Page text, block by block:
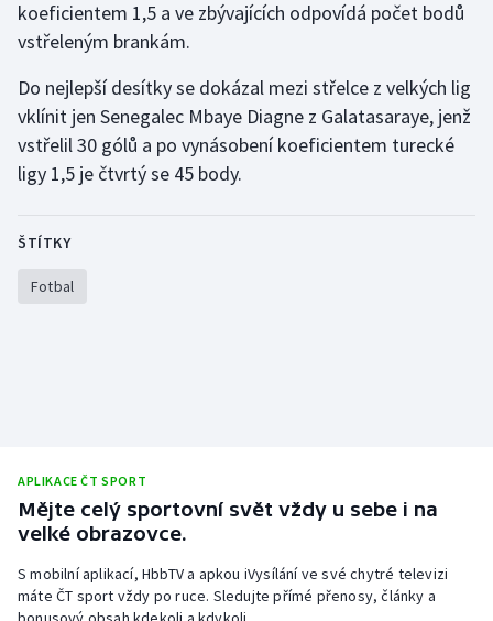
Olympijské hry
Parasport
Plavání
Sportovní střelba
Stolní tenis
Triatlon
koeficientem 1,5 a ve zbývajících odpovídá počet bodů
vstřeleným brankám.
Do nejlepší desítky se dokázal mezi střelce z velkých lig
vklínit jen Senegalec Mbaye Diagne z Galatasaraye, jenž
vstřelil 30 gólů a po vynásobení koeficientem turecké
ligy 1,5 je čtvrtý se 45 body.
ŠTÍTKY
Fotbal
APLIKACE ČT SPORT
Mějte celý sportovní svět vždy u sebe i na
velké obrazovce.
S mobilní aplikací, HbbTV a apkou iVysílání ve své chytré televizi
máte ČT sport vždy po ruce. Sledujte přímé přenosy, články a